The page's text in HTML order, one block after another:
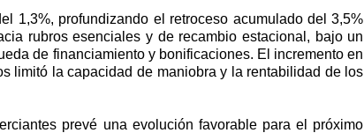
1,3%, profundizando el retroceso acumulado del 3,5%
rubros esenciales y de recambio estacional, bajo un
de financiamiento y bonificaciones. El incremento en
limitó la capacidad de maniobra y la rentabilidad de los
prevé una evolución favorable para el próximo